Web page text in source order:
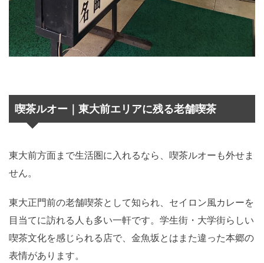
喫茶ルオー｜東大前エリアに残る老舗喫茶
東大前方面まで生活圏に入れるなら、喫茶ルオーも外せま
せん。
東大正門前の老舗喫茶として知られ、セイロン風カレーを
目当てに訪れる人も多い一軒です。学生街・大学街らしい
喫茶文化を感じられる店で、金魚坂とはまた違った本郷の
表情があります。